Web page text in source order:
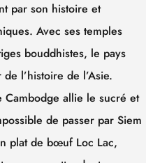
par son histoire et
Avec ses temples
bouddhistes, le pays
l’histoire de l’Asie.
allie le sucré et
de passer par Siem
plat de bœuf Loc Lac,